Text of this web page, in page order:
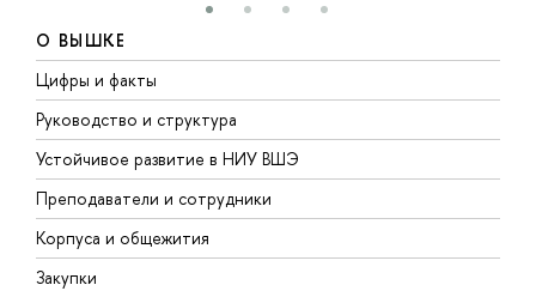
О ВЫШКЕ
Цифры и факты
Руководство и структура
Устойчивое развитие в НИУ ВШЭ
Преподаватели и сотрудники
Корпуса и общежития
Закупки